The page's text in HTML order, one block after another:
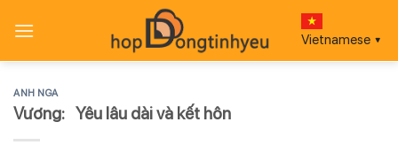
qua
Vietnamese ▼
ANH NGA
Vương: Yêu lâu dài và kết hôn